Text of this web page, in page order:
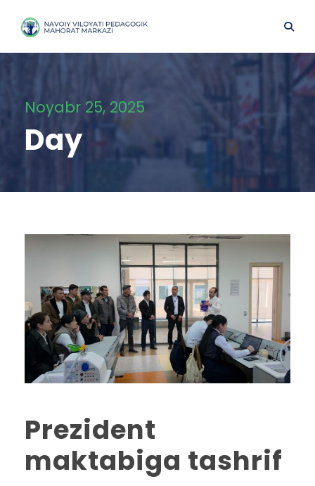
Noyabr 25, 2025
Day
Prezident
maktabiga tashrif